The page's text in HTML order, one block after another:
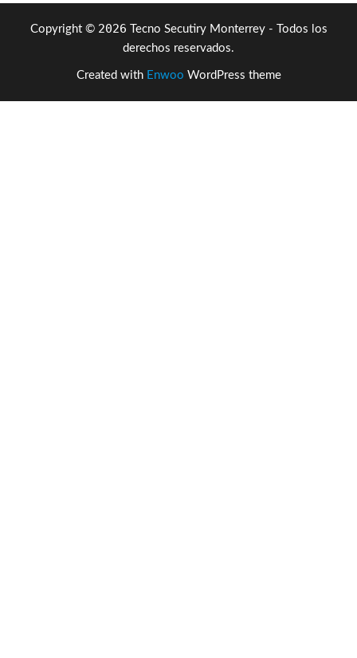
Copyright © 2026 Tecno Secutiry Monterrey - Todos los
derechos reservados.
Created with Enwoo WordPress theme